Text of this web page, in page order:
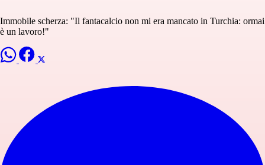
Immobile scherza: "Il fantacalcio non mi era mancato in Turchia: ormai
è un lavoro!"